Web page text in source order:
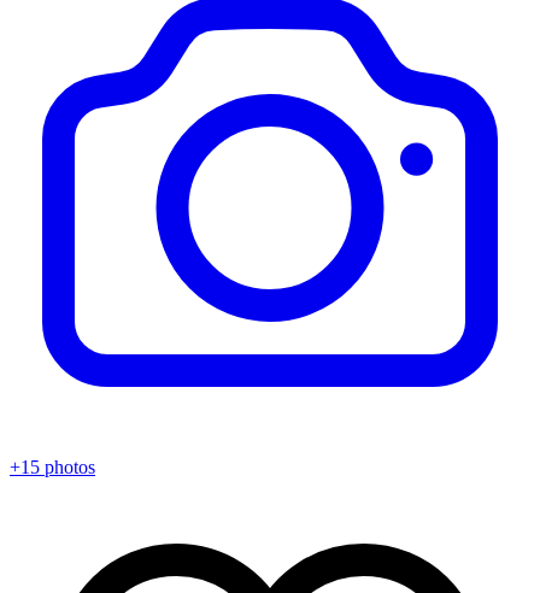
+15 photos